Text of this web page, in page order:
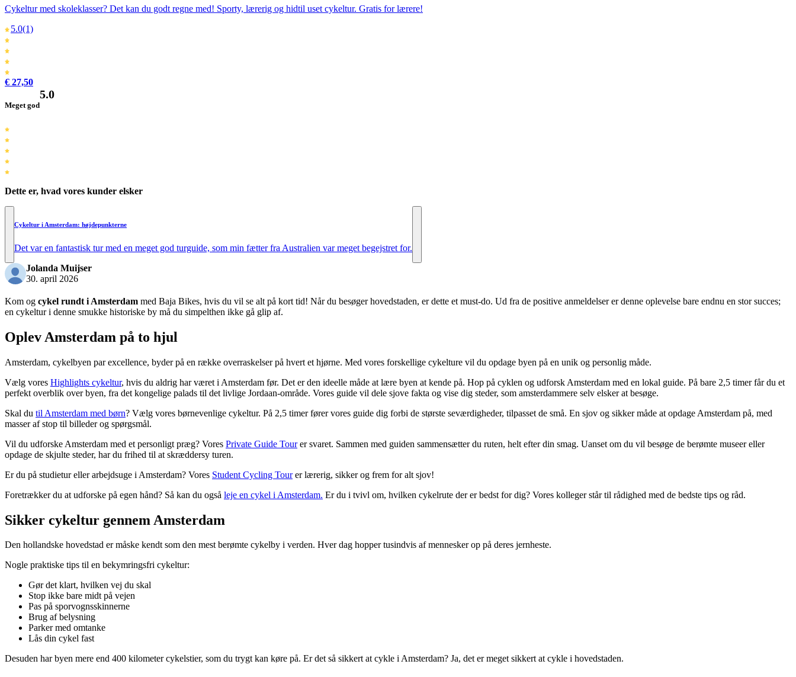
Cykeltur med skoleklasser? Det kan du godt regne med! Sporty, lærerig og hidtil uset cykeltur. Gratis for lærere!
5.0(1)
€ 27,50
Meget god
5.0
Dette er, hvad vores kunder elsker
Cykeltur i Amsterdam: højdepunkterne
Det var en fantastisk tur med en meget god turguide, som min fætter fra Australien var meget begejstret for.
Jolanda Muijser
30. april 2026
Kom og cykel rundt i Amsterdam med Baja Bikes, hvis du vil se alt på kort tid! Når du besøger hovedstaden, er dette et must-do. Ud fra de positive anmeldelser er denne oplevelse bare endnu en stor succes;
en cykeltur i denne smukke historiske by må du simpelthen ikke gå glip af.
Oplev Amsterdam på to hjul
Amsterdam, cykelbyen par excellence, byder på en række overraskelser på hvert et hjørne. Med vores forskellige cykelture vil du opdage byen på en unik og personlig måde.
Vælg vores Highlights cykeltur, hvis du aldrig har været i Amsterdam før. Det er den ideelle måde at lære byen at kende på. Hop på cyklen og udforsk Amsterdam med en lokal guide. På bare 2,5 timer får du et
perfekt overblik over byen, fra det kongelige palads til det livlige Jordaan-område. Vores guide vil dele sjove fakta og vise dig steder, som amsterdammere selv elsker at besøge.
Skal du til Amsterdam med børn? Vælg vores børnevenlige cykeltur. På 2,5 timer fører vores guide dig forbi de største seværdigheder, tilpasset de små. En sjov og sikker måde at opdage Amsterdam på, med
masser af stop til billeder og spørgsmål.
Vil du udforske Amsterdam med et personligt præg? Vores Private Guide Tourer svaret. Sammen med guiden sammensætter du ruten, helt efter din smag. Uanset om du vil besøge de berømte museer eller
opdage de skjulte steder, har du frihed til at skræddersy turen.
Er du på studietur eller arbejdsuge i Amsterdam? Vores Student Cycling Tourer lærerig, sikker og frem for alt sjov!
Foretrækker du at udforske på egen hånd? Så kan du også leje en cykel i Amsterdam. Er du i tvivl om, hvilken cykelrute der er bedst for dig? Vores kolleger står til rådighed med de bedste tips og råd.
Sikker cykeltur gennem Amsterdam
Den hollandske hovedstad er måske kendt som den mest berømte cykelby i verden. Hver dag hopper tusindvis af mennesker op på deres jernheste.
Nogle praktiske tips til en bekymringsfri cykeltur:
Gør det klart, hvilken vej du skal
Stop ikke bare midt på vejen
Pas på sporvognsskinnerne
Brug af belysning
Parker med omtanke
Lås din cykel fast
Desuden har byen mere end 400 kilometer cykelstier, som du trygt kan køre på. Er det så sikkert at cykle i Amsterdam? Ja, det er meget sikkert at cykle i hovedstaden.